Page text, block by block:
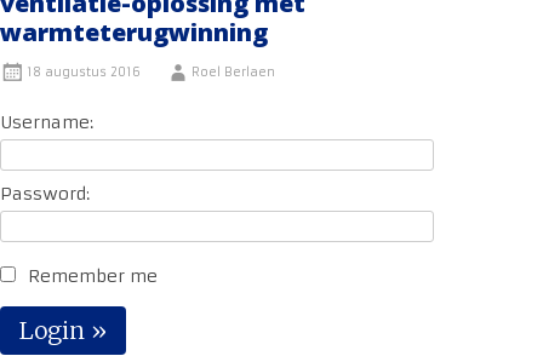
warmteterugwinning
18 augustus 2016 Roel Berlaen
Username:
Password:
Remember me